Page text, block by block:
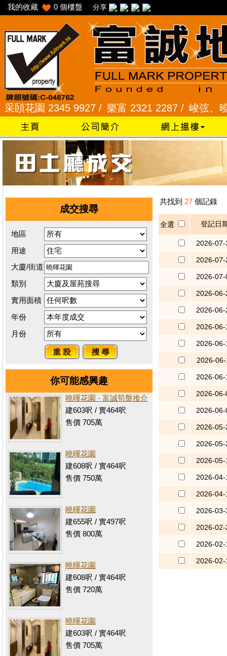
我的收藏 0 個樓盤 分享
花園 2345 9927 /樂富 2321 2287 /峻弦、曉暉
成交搜尋
地區
用途
大廈/街道
類別
實用面積
年份
月份
你可能感興趣
曉暉花園 - 富誠筍盤推介
建603呎 / 實464呎
售價 705萬
曉暉花園
建608呎 / 實464呎
售價 750萬
曉暉花園
建655呎 / 實497呎
售價 800萬
曉暉花園
建608呎 / 實464呎
售價 720萬
曉暉花園
建603呎 / 實464呎
售價 705萬
共找到 27 個記錄
全選 登記日
2026-07-
2026-07-
2026-07-
2026-06-
2026-06-
2026-06-
2026-06-
2026-06-
2026-06-
2026-06-
2026-06-
2026-05-
2026-05-
2026-05-
2026-04-
2026-04-
2026-03-
2026-02-
2026-02-
2026-02-